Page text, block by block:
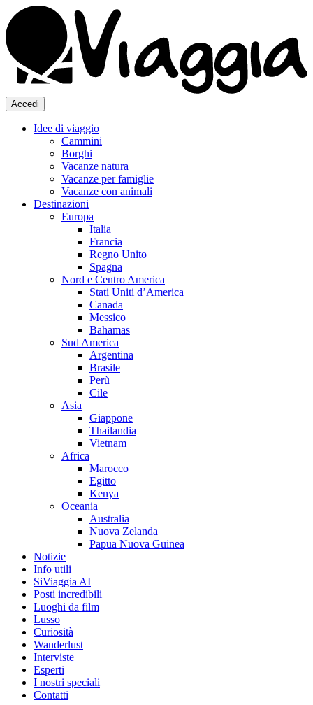
Accedi
Idee di viaggio
Cammini
Borghi
Vacanze natura
Vacanze per famiglie
Vacanze con animali
Destinazioni
Europa
Italia
Francia
Regno Unito
Spagna
Nord e Centro America
Stati Uniti d’America
Canada
Messico
Bahamas
Sud America
Argentina
Brasile
Perù
Cile
Asia
Giappone
Thailandia
Vietnam
Africa
Marocco
Egitto
Kenya
Oceania
Australia
Nuova Zelanda
Papua Nuova Guinea
Notizie
Info utili
SiViaggia AI
Posti incredibili
Luoghi da film
Lusso
Curiosità
Wanderlust
Interviste
Esperti
I nostri speciali
Contatti